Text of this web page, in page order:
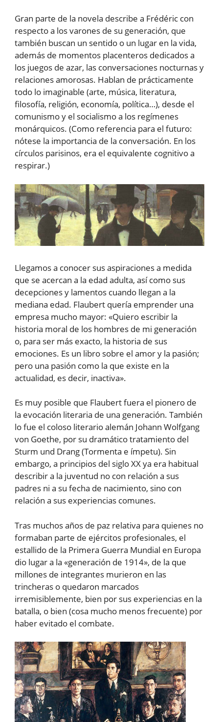
Gran parte de la novela describe a Frédéric con
respecto a los varones de su generación, que
también buscan un sentido o un lugar en la vida,
además de momentos placenteros dedicados a
los juegos de azar, las conversaciones nocturnas y
relaciones amorosas. Hablan de prácticamente
todo lo imaginable (arte, música, literatura,
filosofía, religión, economía, política…), desde el
comunismo y el socialismo a los regímenes
monárquicos. (Como referencia para el futuro:
nótese la importancia de la conversación. En los
círculos parisinos, era el equivalente cognitivo a
respirar.)
Llegamos a conocer sus aspiraciones a medida
que se acercan a la edad adulta, así como sus
decepciones y lamentos cuando llegan a la
mediana edad. Flaubert quería emprender una
empresa mucho mayor: «Quiero escribir la
historia moral de los hombres de mi generación
o, para ser más exacto, la historia de sus
emociones. Es un libro sobre el amor y la pasión;
pero una pasión como la que existe en la
actualidad, es decir, inactiva».
Es muy posible que Flaubert fuera el pionero de
la evocación literaria de una generación. También
lo fue el coloso literario alemán Johann Wolfgang
von Goethe, por su dramático tratamiento del
Sturm und Drang (Tormenta e ímpetu). Sin
embargo, a principios del siglo XX ya era habitual
describir a la juventud no con relación a sus
padres ni a su fecha de nacimiento, sino con
relación a sus experiencias comunes.
Tras muchos años de paz relativa para quienes no
formaban parte de ejércitos profesionales, el
estallido de la Primera Guerra Mundial en Europa
dio lugar a la «generación de 1914», de la que
millones de integrantes murieron en las
trincheras o quedaron marcados
irremisiblemente, bien por sus experiencias en la
batalla, o bien (cosa mucho menos frecuente) por
haber evitado el combate.